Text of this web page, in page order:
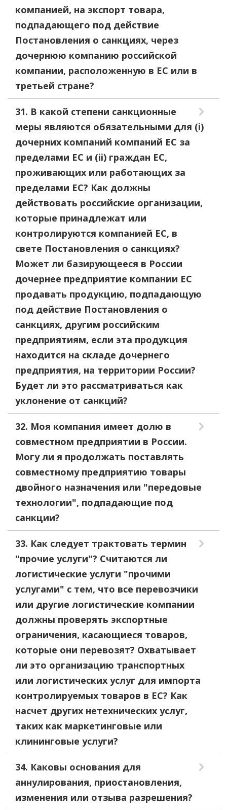
компанией, на экспорт товара,
подпадающего под действие
Постановления о санкциях, через
дочернюю компанию российской
компании, расположенную в ЕС или в
третьей стране?
31. В какой степени санкционные
меры являются обязательными для (i)
дочерних компаний компаний ЕС за
пределами ЕС и (ii) граждан ЕС,
проживающих или работающих за
пределами ЕС? Как должны
действовать российские организации,
которые принадлежат или
контролируются компанией ЕС, в
свете Постановления о санкциях?
Может ли базирующееся в России
дочернее предприятие компании ЕС
продавать продукцию, подпадающую
под действие Постановления о
санкциях, другим российским
предприятиям, если эта продукция
находится на складе дочернего
предприятия, на территории России?
Будет ли это рассматриваться как
уклонение от санкций?
32. Моя компания имеет долю в
совместном предприятии в России.
Могу ли я продолжать поставлять
совместному предприятию товары
двойного назначения или "передовые
технологии", подпадающие под
санкции?
33. Как следует трактовать термин
"прочие услуги"? Считаются ли
логистические услуги "прочими
услугами" с тем, что все перевозчики
или другие логистические компании
должны проверять экспортные
ограничения, касающиеся товаров,
которые они перевозят? Охватывает
ли это организацию транспортных
или логистических услуг для импорта
контролируемых товаров в ЕС? Как
насчет других нетехнических услуг,
таких как маркетинговые или
клининговые услуги?
34. Каковы основания для
аннулирования, приостановления,
изменения или отзыва разрешения?